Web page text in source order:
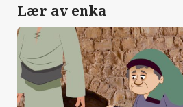
Lær av enka